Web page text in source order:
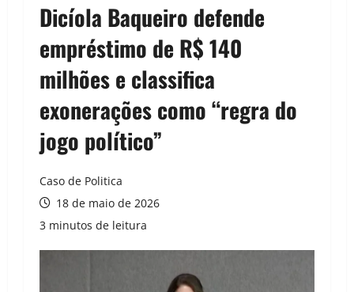
Dicíola Baqueiro defende
empréstimo de R$ 140
milhões e classifica
exonerações como “regra do
jogo político”
Caso de Politica
18 de maio de 2026
3 minutos de leitura